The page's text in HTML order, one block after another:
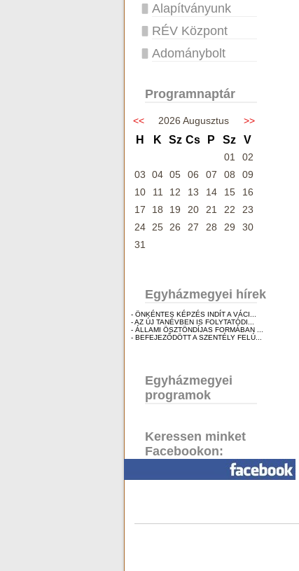
Alapítványunk
RÉV Központ
Adománybolt
Programnaptár
<< 2026 Augusztus >>
H K Sz Cs P Sz V
01
02
03
04 05 06 07 08
09
10
11 12 13 14 15
16
17
18 19 20 21 22
23
24
25 26 27 28 29
30
31
Egyházmegyei hírek
- ÖNKÉNTES KÉPZÉS INDÍT A VÁCI...
- AZ ÚJ TANÉVBEN IS FOLYTATÓDI...
- ÁLLAMI ÖSZTÖNDÍJAS FORMÁBAN ...
- BEFEJEZŐDÖTT A SZENTÉLY FELÚ...
Egyházmegyei
programok
Keressen minket
Facebookon: